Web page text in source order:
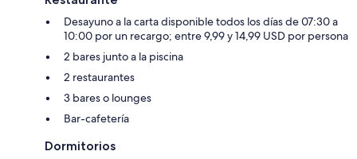
Desayuno a la carta disponible todos los días de 07:30 a
10:00 por un recargo; entre 9,99 y 14,99 USD por persona
2 bares junto a la piscina
2 restaurantes
3 bares o lounges
Bar-cafetería
Dormitorios